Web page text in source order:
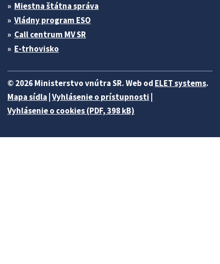
Miestna štátna správa
Vládny program ESO
Call centrum MV SR
E-trhovisko
© 2026 Ministerstvo vnútra SR. Web od ELET systems.
Mapa sídla Vyhlásenie o prístupnosti
Vyhlásenie o cookies (PDF, 398 kB)